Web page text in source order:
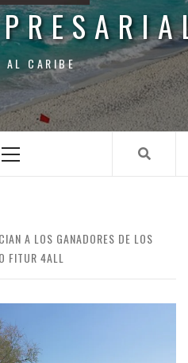
AL CARIBE
Menu
A LOS GANADORES DE LOS
FITUR 4ALL